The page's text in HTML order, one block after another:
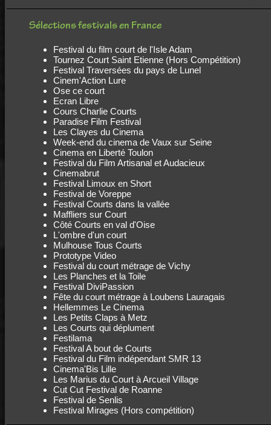
Sélections festivals en France
Festival du film court de l'Isle Adam
Tournez Court Saint Etienne (Hors Compétition)
Festival Traversées du pays de Lunel
Cinem'Action Lure
Ose ce court
Ecran Libre
Cours Charlie Courts
Paradise Film Festival
Les Clayes du Cinema
Week-end du cinema de Vaux sur Seine
Cinema en Liberté Toulon
Festival du Film Artisanal et Audacieux
Cinemabrut
Festival Limoux en Short
Festival de Voreppe
Festival Courts dans la vallée
Maffliers sur Court
Côté Courts en val d'Oise
L'ombre d'un court
Mulhouse Tous Courts
Prototype Video
Festival du court métrage de Vichy
Les Planches et la Toile
Festival DiviPassion
Fête du court métrage à Loubens Lauragais
Hellemmes Le Cinema
Les Petits Claps à Metz
Les Courts qui déplument
Festilama
Festival A bout de Courts
Festival du Film indépendant SMR 13
Cinema'Bis Lille
Les Marius du Court à Arcueil Village
Cut Cut Festival de Roanne
Festival de Senlis
Festival Mirages (Hors compétition)